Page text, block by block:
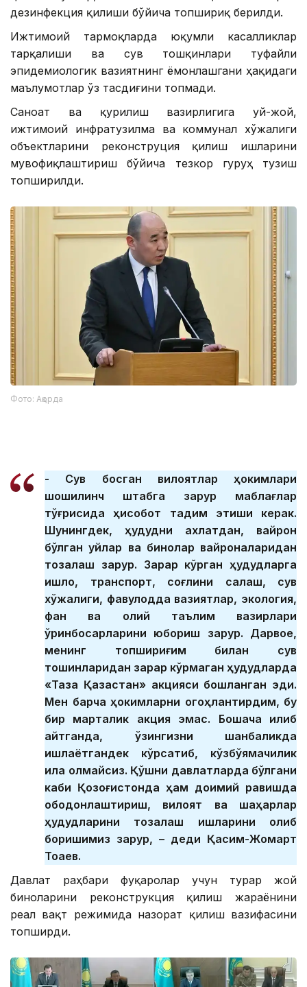
дезинфекция қилиши бўйича топшириқ берилди.
Ижтимоий тармоқларда юқумли касалликлар
тарқалиши ва сув тошқинлари туфайли
эпидемиологик вазиятнинг ёмонлашгани ҳақидаги
маълумотлар ўз тасдиғини топмади.
Саноат ва қурилиш вазирлигига уй-жой,
ижтимоий инфратузилма ва коммунал хўжалиги
объектларини реконструция қилиш ишларини
мувофиқлаштириш бўйича тезкор гуруҳ тузиш
топширилди.
Фото: Ақорда
- Сув босган вилоятлар ҳокимлари
шошилинч штабга зарур маблағлар
тўғрисида ҳисобот тақдим этиши керак.
Шунингдек, ҳудудни ахлатдан, вайрон
бўлган уйлар ва бинолар вайроналаридан
тозалаш зарур. Зарар кўрган ҳудудларга
қишлоқ, транспорт, соғлиқни сақлаш, сув
хўжалиги, фавқулодда вазиятлар, экология,
фан ва олий таълим вазирлари
ўринбосарларини юбориш зарур. Дарвоқе,
менинг топшириғим билан сув
тошқинларидан зарар кўрмаган ҳудудларда
«Таза Қазақстан» акцияси бошланган эди.
Мен барча ҳокимларни огоҳлантирдим, бу
бир марталик акция эмас. Бошқача қилиб
айтганда, ўзингизни шанбаликда
ишлаётгандек кўрсатиб, кўзбўямачилик
қила олмайсиз. Қўшни давлатларда бўлгани
каби Қозоғистонда ҳам доимий равишда
ободонлаштириш, вилоят ва шаҳарлар
ҳудудларини тозалаш ишларини олиб
боришимиз зарур, – деди Қасим-Жомарт
Тоқаев.
Давлат раҳбари фуқаролар учун турар жой
биноларини реконструкция қилиш жараёнини
реал вақт режимида назорат қилиш вазифасини
топширди.